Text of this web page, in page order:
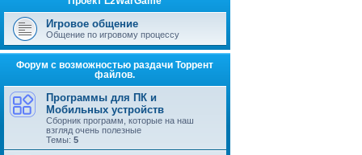
Игровое общение
Общение по игровому процессу
Форум с возможностью раздачи Торрент
файлов.
Программы для ПК и
Мобильных устройств
Сборник программ, которые на наш
взгляд очень полезные
Темы: 5